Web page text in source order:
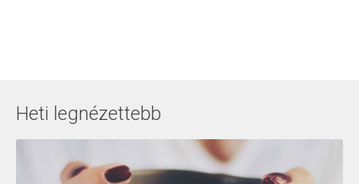
Heti legnézettebb